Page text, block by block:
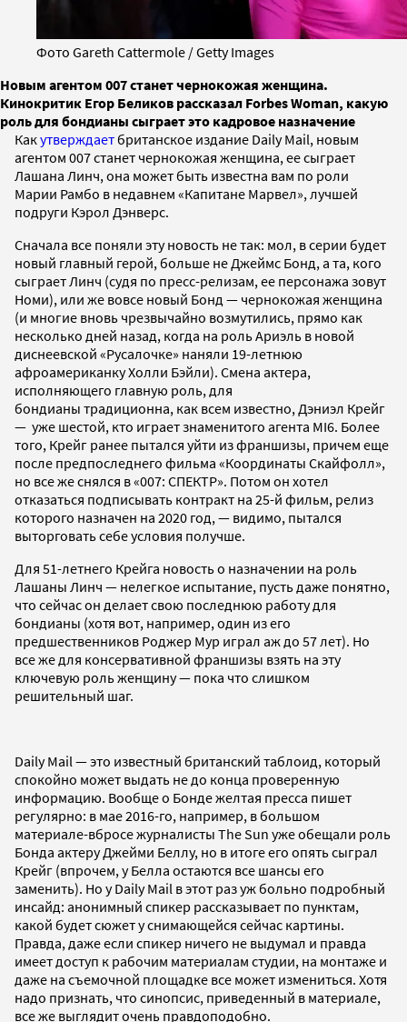
Фото Gareth Cattermole / Getty Images
Новым агентом 007 станет чернокожая женщина.
Кинокритик Егор Беликов рассказал Forbes Woman, какую
роль для бондианы сыграет это кадровое назначение
Какутверждаетбританское издание Daily Mail, новым
агентом 007 станет чернокожая женщина, ее сыграет
Лашана Линч, она может быть известна вам по роли
Марии Рамбо в недавнем «Капитане Марвел», лучшей
подруги Кэрол Дэнверс.
Сначала все поняли эту новость не так: мол, в серии будет
новый главный герой, больше не Джеймс Бонд, а та, кого
сыграет Линч (судя по пресс-релизам, ее персонажа зовут
Номи), или же вовсе новый Бонд — чернокожая женщина
(и многие вновь чрезвычайно возмутились, прямо как
несколько дней назад, когда на роль Ариэль в новой
диснеевской «Русалочке» наняли 19-летнюю
афроамериканку Холли Бэйли). Смена актера,
исполняющего главную роль, для
бондианы традиционна, как всем известно, Дэниэл Крейг
— уже шестой, кто играет знаменитого агента MI6. Более
того, Крейг ранее пытался уйти из франшизы, причем еще
после предпоследнего фильма «Координаты Скайфолл»,
но все же снялся в «007: СПЕКТР». Потом он хотел
отказаться подписывать контракт на 25-й фильм, релиз
которого назначен на 2020 год, — видимо, пытался
выторговать себе условия получше.
Для 51-летнего Крейга новость о назначении на роль
Лашаны Линч — нелегкое испытание, пусть даже понятно,
что сейчас он делает свою последнюю работу для
бондианы (хотя вот, например, один из его
предшественников Роджер Мур играл аж до 57 лет). Но
все же для консервативной франшизы взять на эту
ключевую роль женщину — пока что слишком
решительный шаг.
Daily Mail — это известный британский таблоид, который
спокойно может выдать не до конца проверенную
информацию. Вообще о Бонде желтая пресса пишет
регулярно: в мае 2016-го, например, в большом
материале-вбросе журналисты The Sun уже обещали роль
Бонда актеру Джейми Беллу, но в итоге его опять сыграл
Крейг (впрочем, у Белла остаются все шансы его
заменить). Но у Daily Mail в этот раз уж больно подробный
инсайд: анонимный спикер рассказывает по пунктам,
какой будет сюжет у снимающейся сейчас картины.
Правда, даже если спикер ничего не выдумал и правда
имеет доступ к рабочим материалам студии, на монтаже и
даже на съемочной площадке все может измениться. Хотя
надо признать, что синопсис, приведенный в материале,
все же выглядит очень правдоподобно.